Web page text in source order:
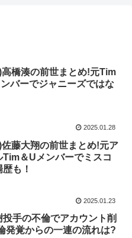
高橋湊の前世まとめ!元Tim
バーでジャニーズではな
2025.01.28
佐藤大翔の前世まとめ!元ア
Tim＆Uメンバーでミスコ
も！
2025.01.23
投手の不倫でアカウント削
発覚からの一連の流れは?